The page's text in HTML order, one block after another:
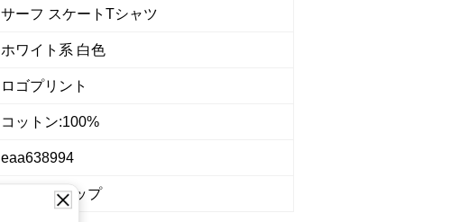
サーフ スケートTシャツ
ホワイト系 白色
ロゴプリント
コットン:100%
eaa638994
ネットショップ